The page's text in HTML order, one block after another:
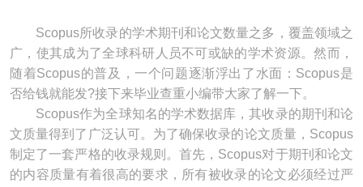
Scopus所收录的学术期刊和论文数量之多，覆盖领域之
广，使其成为了全球科研人员不可或缺的学术资源。然而，
随着Scopus的普及，一个问题逐渐浮出了水面：Scopus是
否给钱就能发?接下来毕业查重小编带大家了解一下。
Scopus作为全球知名的学术数据库，其收录的期刊和论
文质量得到了广泛认可。为了确保收录的论文质量，Scopus
制定了一套严格的收录规则。首先，Scopus对于期刊和论文
的内容质量有着很高的要求，所有被收录的论文必须经过严